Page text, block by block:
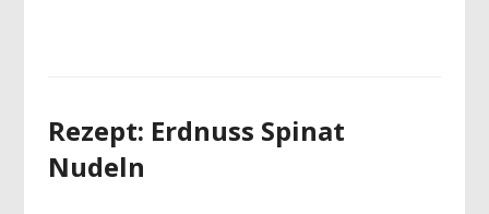
Rezept: Erdnuss Spinat
Nudeln